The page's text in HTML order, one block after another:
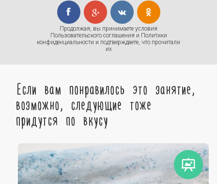
Продолжая, вы принимаете условия
Пользовательского соглашения и Политики
конфиденциальности и подтверждаете, что прочитали
их
Если вам понравилось это занятие,
возможно, следующие тоже
придутся по вкусу